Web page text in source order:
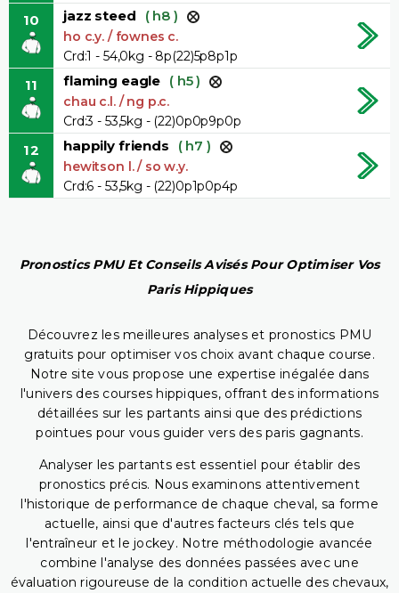
10 jazz steed ( h8 )
ho c.y. / fownes c.
Crd:1 - 54,0kg - 8p(22)5p8p1p
11 flaming eagle ( h5 )
chau c.l. / ng p.c.
Crd:3 - 53,5kg - (22)0p0p9p0p
12 happily friends ( h7 )
hewitson l. / so w.y.
Crd:6 - 53,5kg - (22)0p1p0p4p
Pronostics PMU Et Conseils Avisés Pour Optimiser Vos
Paris Hippiques
Découvrez les meilleures analyses et pronostics PMU
gratuits pour optimiser vos choix avant chaque course.
Notre site vous propose une expertise inégalée dans
l'univers des courses hippiques, offrant des informations
détaillées sur les partants ainsi que des prédictions
pointues pour vous guider vers des paris gagnants.
Analyser les partants est essentiel pour établir des
pronostics précis. Nous examinons attentivement
l'historique de performance de chaque cheval, sa forme
actuelle, ainsi que d'autres facteurs clés tels que
l'entraîneur et le jockey. Notre méthodologie avancée
combine l'analyse des données passées avec une
évaluation rigoureuse de la condition actuelle des chevaux,